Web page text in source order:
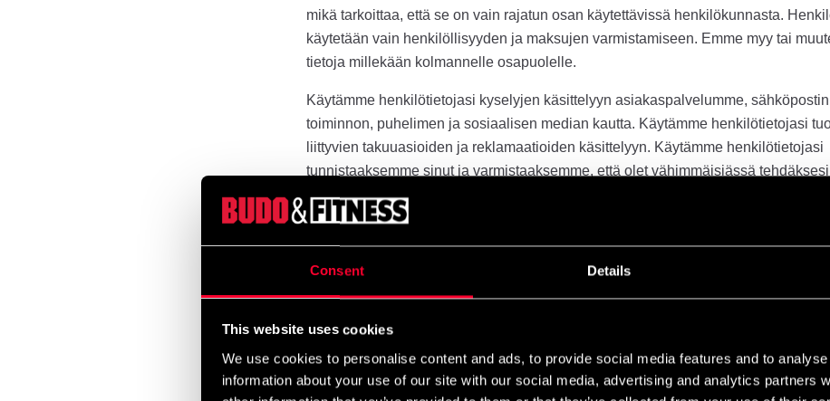
Consent Details
This website uses cookies
We use cookies to personalise content and ads, to provide social media features and to
information about your use of our site with our social media, advertising and analytics partners
mikä tarkoittaa, että se on vain rajatun osan käytettävissä henkilökunnasta.
käytetään vain henkilöllisyyden ja maksujen varmistamiseen. Emme myy tai
tietoja millekään kolmannelle osapuolelle.
Käytämme henkilötietojasi kyselyjen käsittelyyn asiakaspalvelumme,
toiminnon, puhelimen ja sosiaalisen median kautta. Käytämme henkilötietojasi
liittyvien takuuasioiden ja reklamaatioiden käsittelyyn. Käytämme henkilötietojasi
tunnistaaksemme sinut ja varmistaaksemme, että olet vähimmäisiässä
sivustollamme.
käyttämällä kussakin uutiskirjeessä olevaa linkkiä, käyttämällä
linkkiä tai lähettämällä sähköpostia osoitteeseen kundservice@budofitness.se, .
vastaanottaneet ilmoituksesi, otamme sinuun yhteyttä ja vahvistuksen jälkeen
poistetaan. Tämä tarkoittaa, että et enää saa meiltä sähköpostiviestejä. Tietojasi
voi poistaa, koska kirjanpitolain mukaan meidän on säilytettävä varmennukset 7